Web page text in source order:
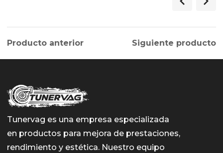
Producto anterior Siguiente producto
Tunervag es una empresa especializada
en productos para mejora de prestaciones,
rendimiento y estética. Nuestro equipo